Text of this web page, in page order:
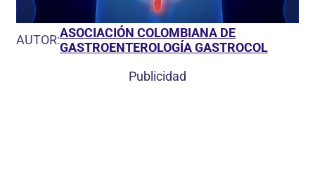
AUTOR:ASOCIACIÓN COLOMBIANA DE
GASTROENTEROLOGÍA GASTROCOL
Publicidad